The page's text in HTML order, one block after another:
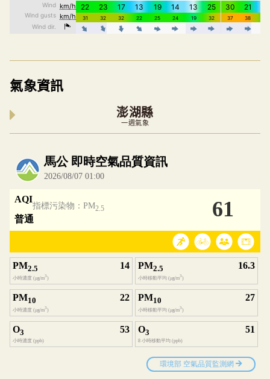
氣象資訊
澎湖縣
一週氣象
內嵌空氣品質小工具為視覺預覽，完整即時空